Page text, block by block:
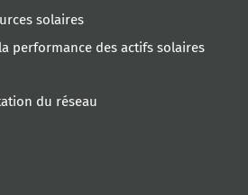
solaires
performance des actifs solaires
du réseau